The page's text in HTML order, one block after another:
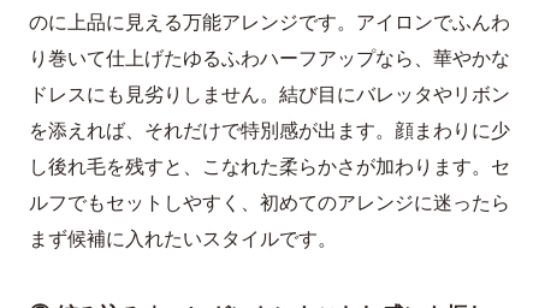
のに上品に見える万能アレンジです。アイロンでふんわ
り巻いて仕上げたゆるふわハーフアップなら、華やかな
ドレスにも見劣りしません。結び目にバレッタやリボン
を添えれば、それだけで特別感が出ます。顔まわりに少
し後れ毛を残すと、こなれた柔らかさが加わります。セ
ルフでもセットしやすく、初めてのアレンジに迷ったら
まず候補に入れたいスタイルです。